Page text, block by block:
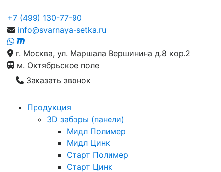
+7 (499) 130-77-90
info@svarnaya-setka.ru
г. Москва, ул. Маршала Вершинина д.8 кор.2
м. Октябрьское поле
Заказать звонок
Продукция
3D заборы (панели)
Мидл Полимер
Мидл Цинк
Старт Полимер
Старт Цинк